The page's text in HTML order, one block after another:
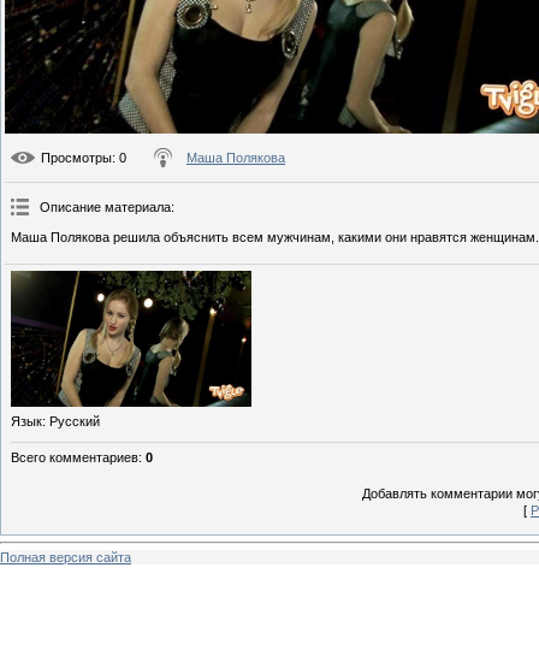
Просмотры: 0 Маша Полякова
Описание материала:
Маша Полякова решила объяснить всем мужчинам, какими они нравятся женщинам.
Язык: Русский
Всего комментариев: 0
Добавлять комментарии
[
Полная версия сайта